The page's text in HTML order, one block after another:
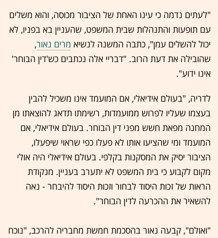
"לעתים נדמה כי עינו האחת של הציבור מכוסה, והוא משלים
עם תופעות והתנהלות שבית המשפט, שהעניין בא בפניו, לא
יכול להשלים עמן", כתבה המשנה לנשיא מרים נאור,
שהובילה את דעת הרוב. "דבריי אלה נכתבים כש'דין הבוחר'
אינו ידוע".
לדריה, "בעולם אידיאלי, אם המועמד אינו משכיל להבין
בעצמו שעליו לפרוש ממועמדות, רשימתו תדאג להוצאתו מן
המחנה מפאת חשש מפני דין הבוחר. בעולם אידיאלי, אם
המועמד ומי שהציעו אותו לא פעלו כפי שראוי שיפעלו,
הציבור יסיק את המסקנות בקלפי. בעולם אידיאלי היה אולי
מקום לקבוע כי בית המשפט לא יתערב בעניין. מנקודת
הראות של זכות היסוד לבחור וזכות היסוד להיבחר - נאה
להשאיר את ההכרעה לדין הבוחר".
"ואולם", קבעה נאור בהסכמת חמשת מחבריה להרכב, "נוכח